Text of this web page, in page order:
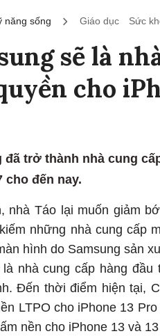
năng sống Giáo dục Sức
sẽ là
cho
đã trở thành nhà cung
cho đến nay.
nhà Táo lại muốn giảm
những nhà cung cấp
hình do Samsung sản
là nhà cung cấp hàng
Đến thời điểm hiện tại,
LTPO cho iPhone 13
nền cho iPhone 13 và